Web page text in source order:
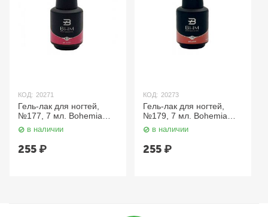
КОД: 20271
Гель-лак для ногтей,
№177, 7 мл. Bohemia
Professional
в наличии
255₽
КОД: 20273
Гель-лак для ногтей,
№179, 7 мл. Bohemia
Professional
в наличии
255₽